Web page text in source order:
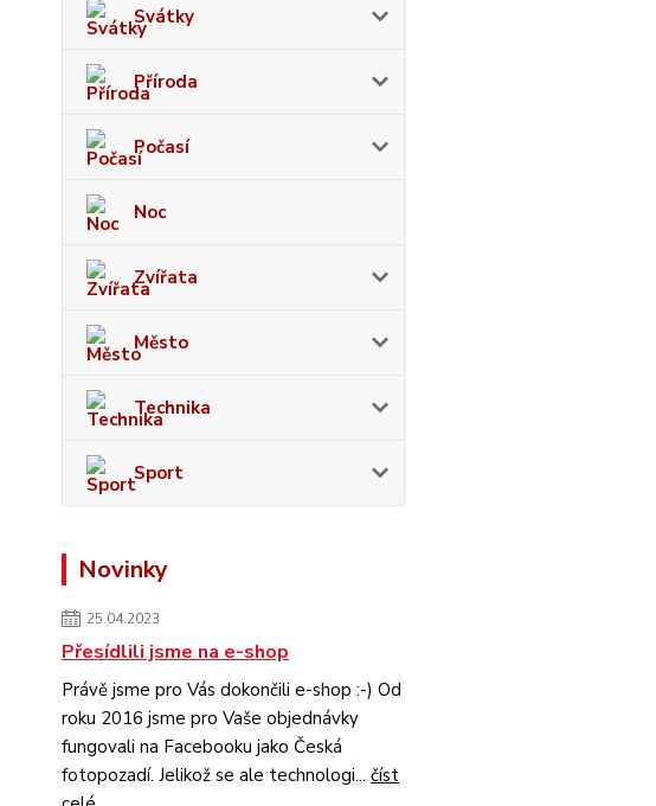
Svátky
Příroda
Počasí
Noc
Zvířata
Město
Technika
Sport
Novinky
25.04.2023
Přesídlili jsme na e-shop
Právě jsme pro Vás dokončili e-shop :-) Od
roku 2016 jsme pro Vaše objednávky
fungovali na Facebooku jako Česká
fotopozadí. Jelikož se ale technologi... číst